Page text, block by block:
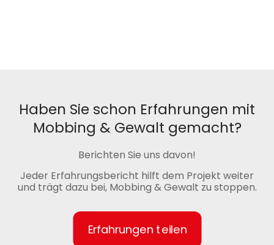
Haben Sie schon Erfahrungen mit
Mobbing & Gewalt gemacht?
Berichten Sie uns davon!
Jeder Erfahrungsbericht hilft dem Projekt weiter
und trägt dazu bei, Mobbing & Gewalt zu stoppen.
Erfahrungen teilen